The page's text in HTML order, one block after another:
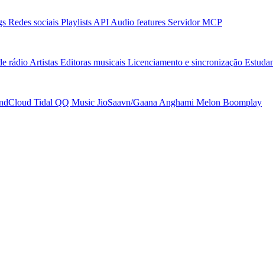
Redes sociais Playlists API Audio features Servidor MCP
rádio Artistas Editoras musicais Licenciamento e sincronização
Tidal QQ Music JioSaavn/Gaana Anghami Melon Boomplay